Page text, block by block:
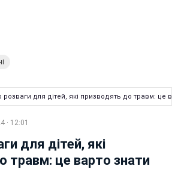
розваги для дітей, які призводять до травм: це
· 12:01
для дітей, які
травм: це варто знати